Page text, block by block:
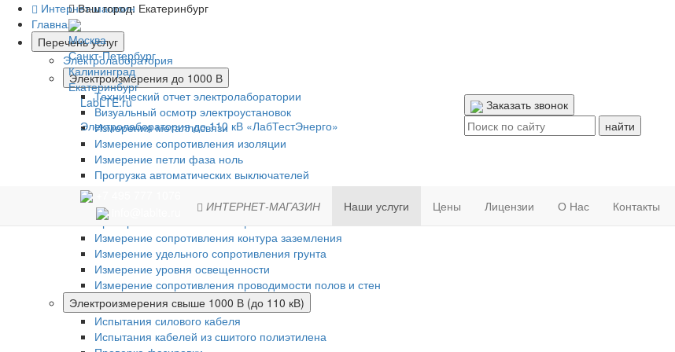
Ваш город: Екатеринбург
Москва
Санкт-Петербург
Калининград
Екатеринбург
LabLTE.ru
Электролаборатория до 110 кВ «ЛабТестЭнерго»
Заказать звонок
Поиск:
ИНТЕРНЕТ-МАГАЗИН Наши услуги Цены Лицензии О Нас Контакты
Интернет-магазин
Главная
Перечень услуг
Электролаборатория
Электроизмерения до 1000 В
Технический отчет электролаборатории
Визуальный осмотр электроустановок
Измерения металлосвязи
Измерение сопротивления изоляции
Измерение петли фаза ноль
Прогрузка автоматических выключателей
Проверка устройств защитного отключения (УЗО)
Испытание устройств АВР
Проверка систем молниезащиты
Измерение сопротивления контура заземления
Измерение удельного сопротивления грунта
Измерение уровня освещенности
Измерение сопротивления проводимости полов и стен
Электроизмерения свыше 1000 В (до 110 кВ)
Испытания силового кабеля
Испытания кабелей из сшитого полиэтилена